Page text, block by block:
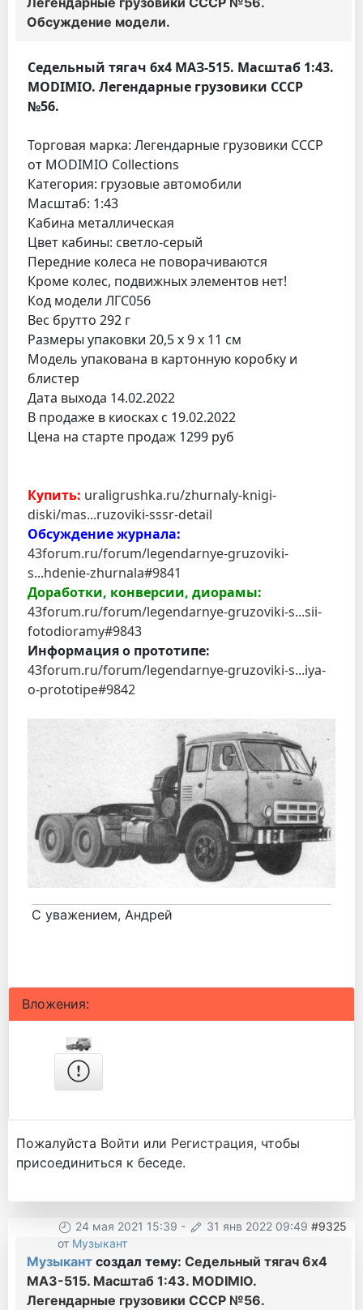
Обсуждение модели.
Седельный тягач 6х4 МАЗ-515. Масштаб 1:43.
MODIMIO. Легендарные грузовики СССР
№56.
Торговая марка: Легендарные грузовики СССР
от MODIMIO Collections
Категория: грузовые автомобили
Масштаб: 1:43
Кабина металлическая
Цвет кабины: светло-серый
Передние колеса не поворачиваются
Кроме колес, подвижных элементов нет!
Код модели ЛГС056
Вес брутто 292 г
Размеры упаковки 20,5 х 9 х 11 см
Модель упакована в картонную коробку и
блистер
Дата выхода 14.02.2022
В продаже в киосках с 19.02.2022
Цена на старте продаж 1299 руб
Купить: uraligrushka.ru/zhurnaly-knigi-
diski/mas...ruzoviki-sssr-detail
Обсуждение журнала:
43forum.ru/forum/legendarnye-gruzoviki-
s...hdenie-zhurnala#9841
Доработки, конверсии, диорамы:
43forum.ru/forum/legendarnye-gruzoviki-s...sii-
fotodioramy#9843
Информация о прототипе:
43forum.ru/forum/legendarnye-gruzoviki-s...iya-
o-prototipe#9842
С уважением, Андрей
Вложения:
Пожалуйста Войти или Регистрация, чтобы
присоединиться к беседе.
24 мая 2021 15:39 - 31 янв 2022 09:49 #9325
от Музыкант
Музыкант создал тему: Седельный тягач 6х4
МАЗ-515. Масштаб 1:43. MODIMIO.
Легендарные грузовики СССР №56.